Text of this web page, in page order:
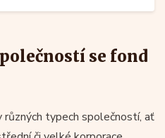
se fond
typech společností, ať